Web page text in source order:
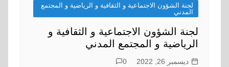
لجنة الشؤون الاجتماعية و الثقافية و الرياضية و المجتمع
المدني
لجنة الشؤون الاجتماعية و الثقافية و
الرياضية و المجتمع المدني
ديسمبر 26, 2022 0